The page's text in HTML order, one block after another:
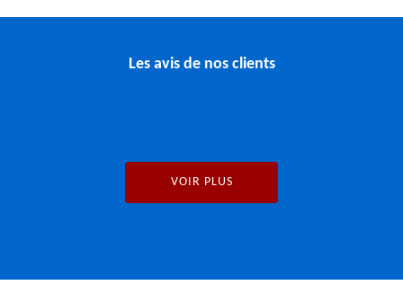
Les avis de nos clients
VOIR PLUS